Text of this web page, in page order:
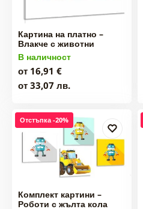
Картина на платно –
Влакче с животни
В наличност
от 16,91 €
от 33,07 лв.
Отстъпка -20%
Комплект картини –
Роботи с жълта кола